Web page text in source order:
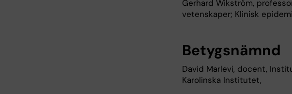
Gerhard Wikström,
vetenskaper; Klinisk
Betygsnämnd
David Marlevi, docent,
Karolinska Institutet,